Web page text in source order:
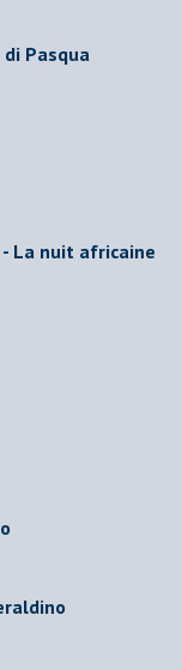
di Pasqua
La nuit africaine